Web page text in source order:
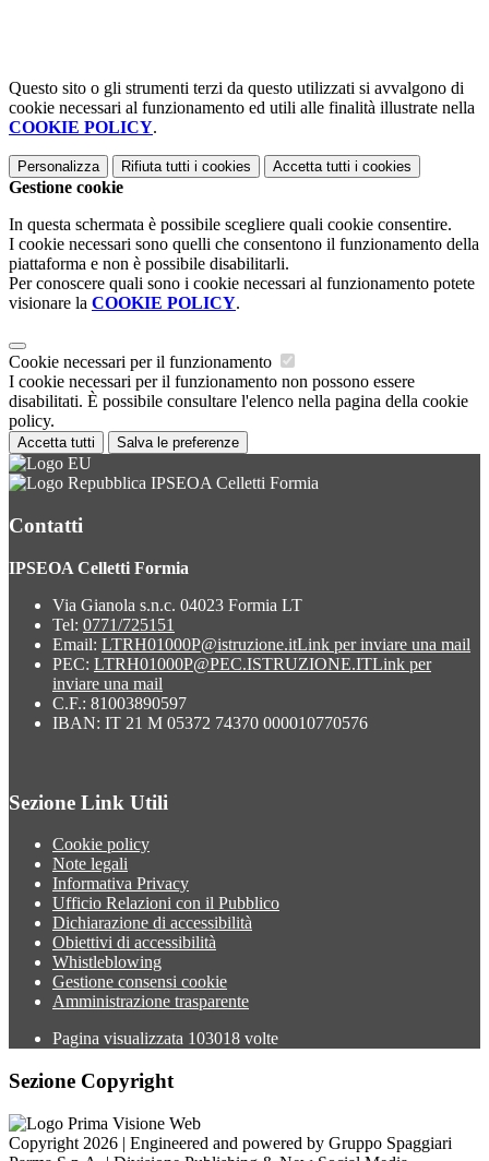
Questo sito o gli strumenti terzi da questo utilizzati si avvalgono di
cookie necessari al funzionamento ed utili alle finalità illustrate nella
COOKIE POLICY.
Personalizza Rifiuta tutti i cookies Accetta tutti i cookies
Gestione cookie
In questa schermata è possibile scegliere quali cookie consentire.
I cookie necessari sono quelli che consentono il funzionamento della
piattaforma e non è possibile disabilitarli.
Per conoscere quali sono i cookie necessari al funzionamento potete
visionare la COOKIE POLICY.
Cookie necessari per il funzionamento
I cookie necessari per il funzionamento non possono essere
disabilitati. È possibile consultare l'elenco nella pagina della cookie
policy.
Accetta tutti Salva le preferenze
IPSEOA Celletti Formia
Contatti
IPSEOA Celletti Formia
Via Gianola s.n.c. 04023 Formia LT
Tel: 0771/725151
Email: LTRH01000P@istruzione.itLink per inviare una mail
PEC: LTRH01000P@PEC.ISTRUZIONE.ITLink per
inviare una mail
C.F.: 81003890597
IBAN: IT 21 M 05372 74370 000010770576
Sezione Link Utili
Cookie policy
Note legali
Informativa Privacy
Ufficio Relazioni con il Pubblico
Dichiarazione di accessibilità
Obiettivi di accessibilità
Whistleblowing
Gestione consensi cookie
Amministrazione trasparente
Pagina visualizzata 103018 volte
Sezione Copyright
Copyright 2026 | Engineered and powered by Gruppo Spaggiari